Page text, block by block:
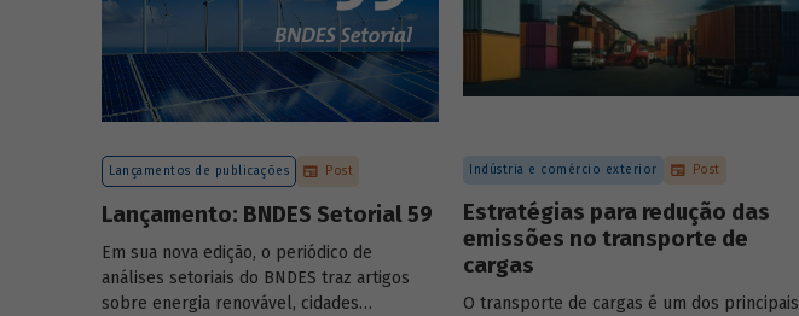
Lançamentos de publicações Post
Lançamento: BNDES Setorial 59
Em sua nova edição, o periódico de
análises setoriais do BNDES traz artigos
sobre energia renovável, cidades
Indústria e comércio exterior Post
Estratégias para redução das
emissões no transporte de
cargas
O transporte de cargas é um dos principais